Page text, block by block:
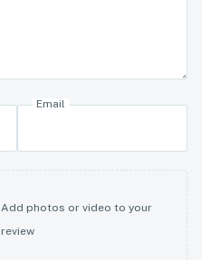
Email
Add photos or video to your
review